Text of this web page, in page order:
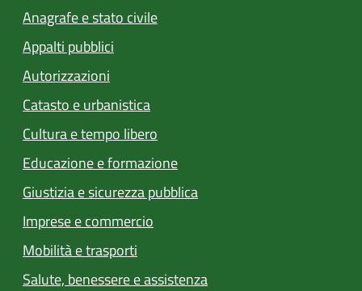
Anagrafe e stato civile
Appalti pubblici
Autorizzazioni
Catasto e urbanistica
Cultura e tempo libero
Educazione e formazione
Giustizia e sicurezza pubblica
Imprese e commercio
Mobilità e trasporti
Salute, benessere e assistenza